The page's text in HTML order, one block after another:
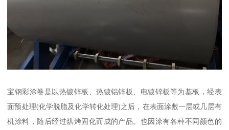
宝钢彩涂卷是以热镀锌板、热镀铝锌板、电镀锌板等为基板，经表
面预处理(化学脱脂及化学转化处理)之后，在表面涂敷一层或几层有
机涂料，随后经过烘烤固化而成的产品。也因涂有各种不同颜色的